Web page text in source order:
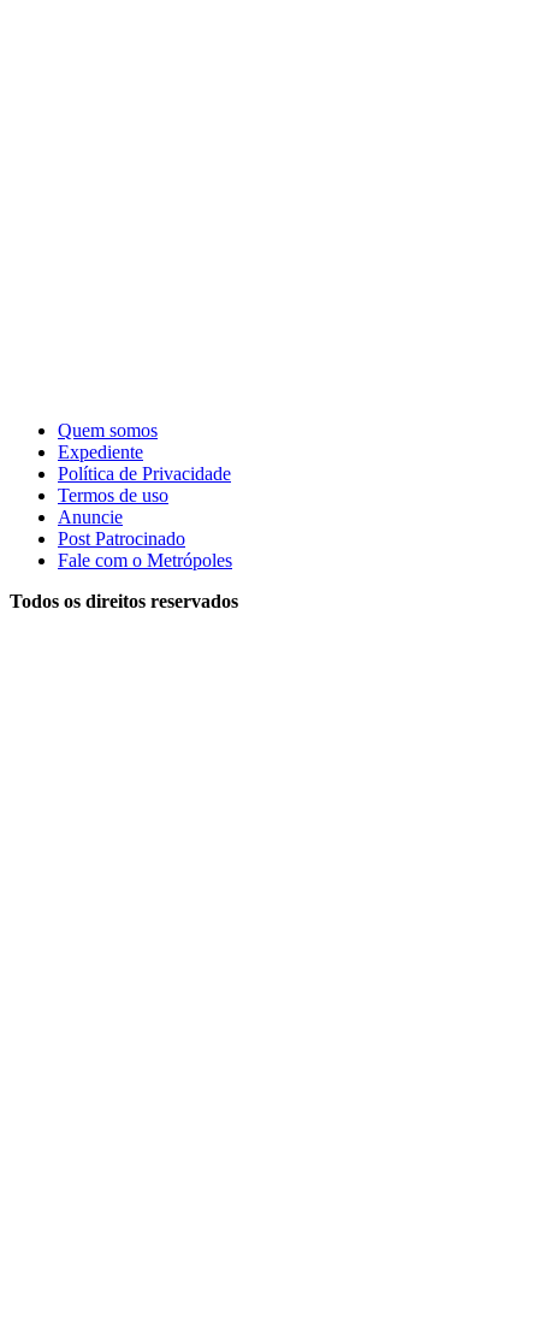
Quem somos
Expediente
Política de Privacidade
Termos de uso
Anuncie
Post Patrocinado
Fale com o Metrópoles
Todos os direitos reservados